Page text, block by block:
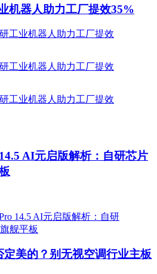
机器人助力工厂提效35%
AI元启版解析：自研芯片
定美的？别无视空调行业主板